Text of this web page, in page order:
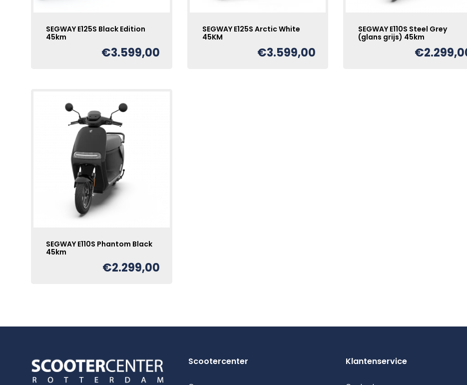
SEGWAY E125S Black Edition
45km
€3.599,00
SEGWAY E125S Arctic White
45KM
€3.599,00
SEGWAY E110S Steel Grey
(glans grijs) 45km
€
SEGWAY E110S Phantom Black
45km
€2.299,00
Scootercenter Klantenservice